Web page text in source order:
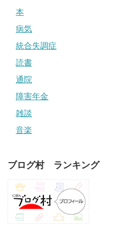
本
病気
統合失調症
読書
通院
障害年金
雑談
音楽
ブログ村 ランキング